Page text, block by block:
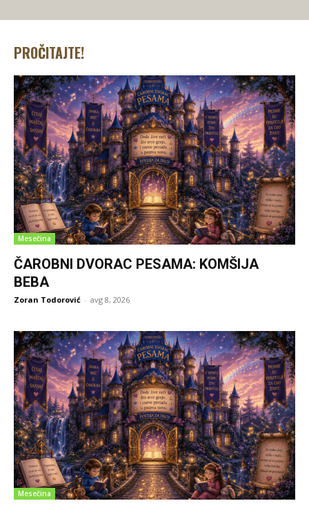
PROČITAJTE!
Mesečina
ČAROBNI DVORAC PESAMA: KOMŠIJA
BEBA
Zoran Todorović - avg 8, 2026
Mesečina